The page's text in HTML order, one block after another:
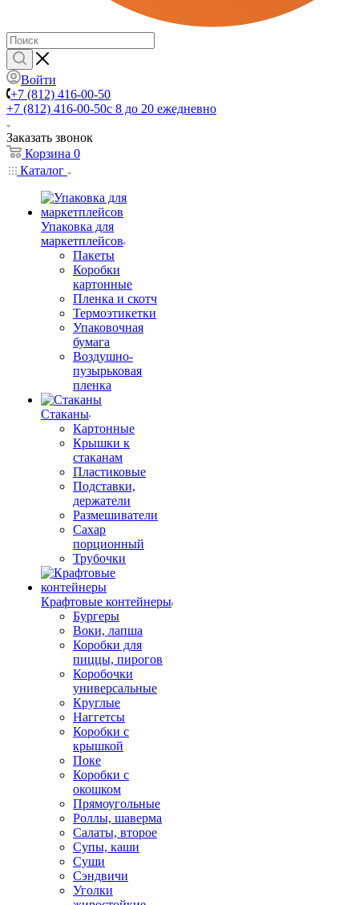
Войти
+7 (812) 416-00-50
+7 (812) 416-00-50с 8 до 20 ежедневно
Заказать звонок
Корзина 0
Каталог
Упаковка для
маркетплейсов
Пакеты
Коробки
картонные
Пленка и скотч
Термоэтикетки
Упаковочная
бумага
Воздушно-
пузырьковая
пленка
Стаканы
Картонные
Крышки к
стаканам
Пластиковые
Подставки,
держатели
Размешиватели
Сахар
порционный
Трубочки
Крафтовые контейнеры
Бургеры
Воки, лапша
Коробки для
пиццы, пирогов
Коробочки
универсальные
Круглые
Наггетсы
Коробки с
крышкой
Поке
Коробки с
окошком
Прямоугольные
Роллы, шаверма
Салаты, второе
Супы, каши
Суши
Сэндвичи
Уголки